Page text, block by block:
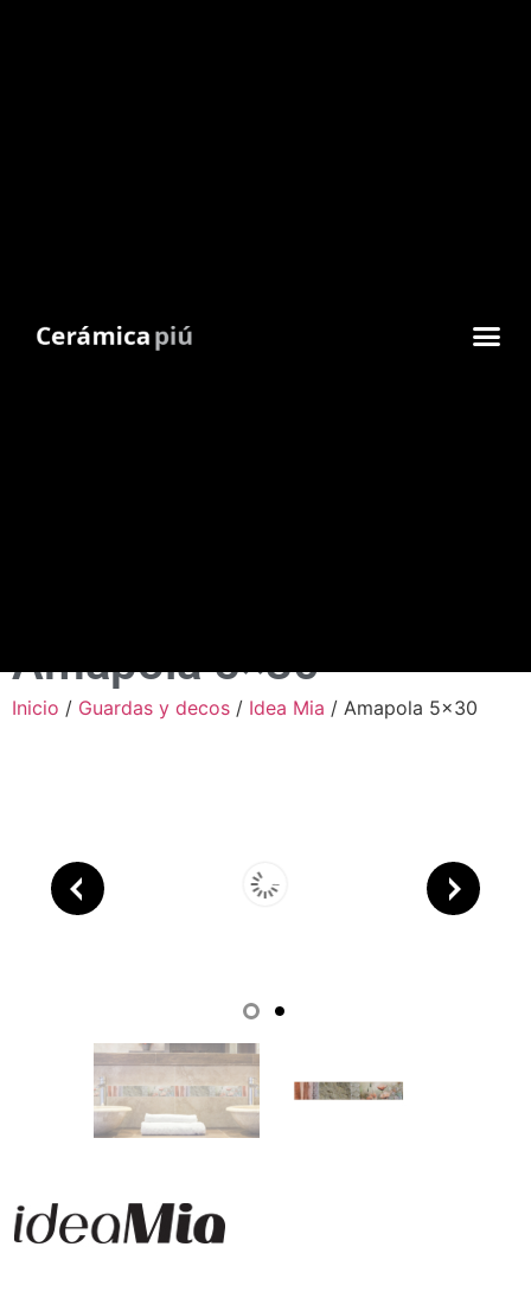
Amapola 5×30
Inicio / Guardas y decos / Idea Mia / Amapola 5×30